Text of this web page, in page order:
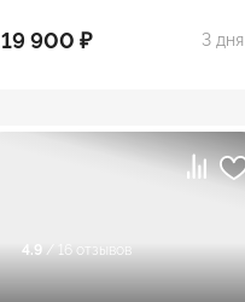
19 900 ₽ 3 дня
4.9 / 16 отзывов